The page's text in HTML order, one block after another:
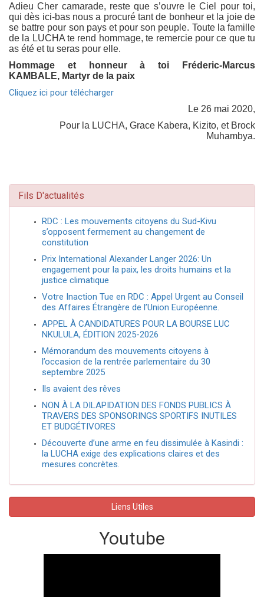
Adieu Cher camarade, reste que s’ouvre le Ciel pour toi,
qui dès ici-bas nous a procuré tant de bonheur et la joie de
se battre pour son pays et pour son peuple. Toute la famille
de la LUCHA te rend hommage, te remercie pour ce que tu
as été et tu seras pour elle.
Hommage et honneur à toi Fréderic-Marcus
KAMBALE, Martyr de la paix
Cliquez ici pour télécharger
Le 26 mai 2020,
Pour la LUCHA, Grace Kabera, Kizito, et Brock
Muhambya.
Fils D'actualités
RDC : Les mouvements citoyens du Sud-Kivu
s’opposent fermement au changement de
constitution
Prix International Alexander Langer 2026: Un
engagement pour la paix, les droits humains et la
justice climatique
Votre Inaction Tue en RDC : Appel Urgent au Conseil
des Affaires Étrangère de l’Union Européenne.
APPEL À CANDIDATURES POUR LA BOURSE LUC
NKULULA, ÉDITION 2025-2026
Mémorandum des mouvements citoyens à
l’occasion de la rentrée parlementaire du 30
septembre 2025
Ils avaient des rêves
NON À LA DILAPIDATION DES FONDS PUBLICS À
TRAVERS DES SPONSORINGS SPORTIFS INUTILES
ET BUDGÉTIVORES
Découverte d’une arme en feu dissimulée à Kasindi :
la LUCHA exige des explications claires et des
mesures concrètes.
Liens Utiles
Youtube